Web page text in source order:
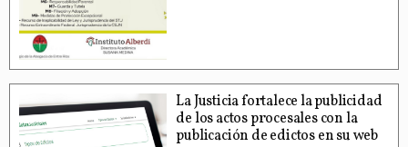
La Justicia fortalece la publicidad
de los actos procesales con la
publicación de edictos en su web